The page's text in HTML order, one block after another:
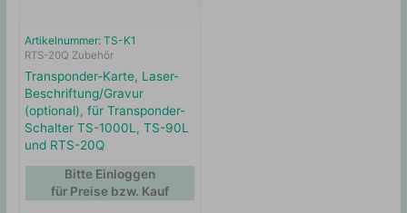
Artikelnummer: TS-K1
RTS-20Q Zubehör
Transponder-Karte, Laser-
Beschriftung/Gravur
(optional), für Transponder-
Schalter TS-1000L, TS-90L
und RTS-20Q
Bitte Einloggen
für Preise bzw. Kauf